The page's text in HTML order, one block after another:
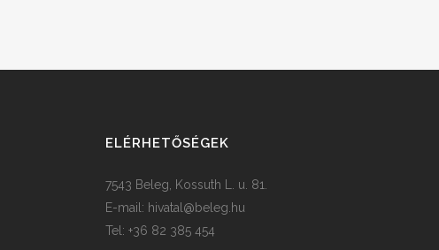
ELÉRHETŐSÉGEK
7543 Beleg, Kossuth L. u. 81.
E-mail: hivatal@beleg.hu
Tel: +36 82 385 454